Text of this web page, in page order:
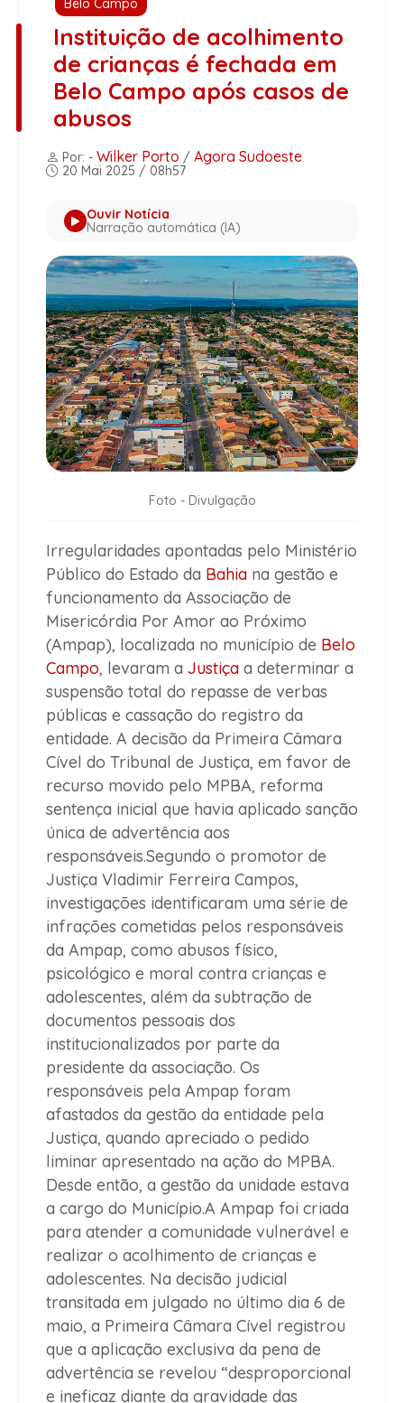
Belo Campo
Instituição de acolhimento
de crianças é fechada em
Belo Campo após casos de
abusos
Por: - Wilker Porto / Agora Sudoeste
20 Mai 2025 / 08h57
Ouvir Notícia
Narração automática (IA)
Foto - Divulgação
Irregularidades apontadas pelo Ministério
Público do Estado da Bahia na gestão e
funcionamento da Associação de
Misericórdia Por Amor ao Próximo
(Ampap), localizada no município de Belo
Campo, levaram a Justiça a determinar a
suspensão total do repasse de verbas
públicas e cassação do registro da
entidade. A decisão da Primeira Câmara
Cível do Tribunal de Justiça, em favor de
recurso movido pelo MPBA, reforma
sentença inicial que havia aplicado sanção
única de advertência aos
responsáveis.Segundo o promotor de
Justiça Vladimir Ferreira Campos,
investigações identificaram uma série de
infrações cometidas pelos responsáveis
da Ampap, como abusos físico,
psicológico e moral contra crianças e
adolescentes, além da subtração de
documentos pessoais dos
institucionalizados por parte da
presidente da associação. Os
responsáveis pela Ampap foram
afastados da gestão da entidade pela
Justiça, quando apreciado o pedido
liminar apresentado na ação do MPBA.
Desde então, a gestão da unidade estava
a cargo do Município.A Ampap foi criada
para atender a comunidade vulnerável e
realizar o acolhimento de crianças e
adolescentes. Na decisão judicial
transitada em julgado no último dia 6 de
maio, a Primeira Câmara Cível registrou
que a aplicação exclusiva da pena de
advertência se revelou “desproporcional
e ineficaz diante da gravidade das